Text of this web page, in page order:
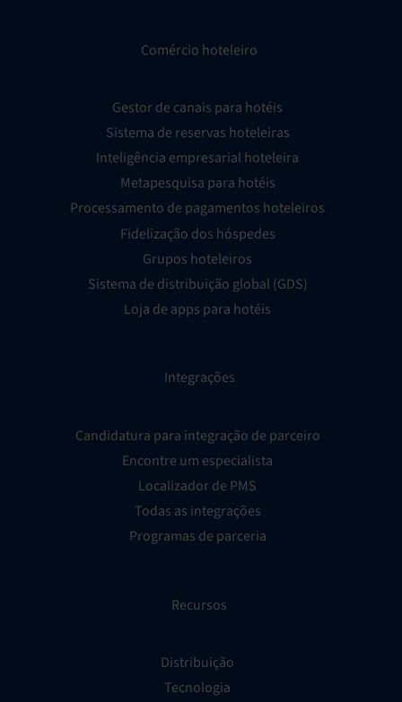
Comércio hoteleiro
Gestor de canais para hotéis
Sistema de reservas hoteleiras
Inteligência empresarial hoteleira
Metapesquisa para hotéis
Processamento de pagamentos hoteleiros
Fidelização dos hóspedes
Grupos hoteleiros
Sistema de distribuição global (GDS)
Loja de apps para hotéis
Integrações
Candidatura para integração de parceiro
Encontre um especialista
Localizador de PMS
Todas as integrações
Programas de parceria
Recursos
Distribuição
Tecnologia